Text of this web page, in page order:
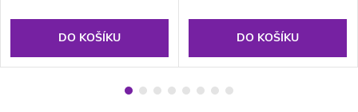
DO KOŠÍKU DO KOŠÍKU